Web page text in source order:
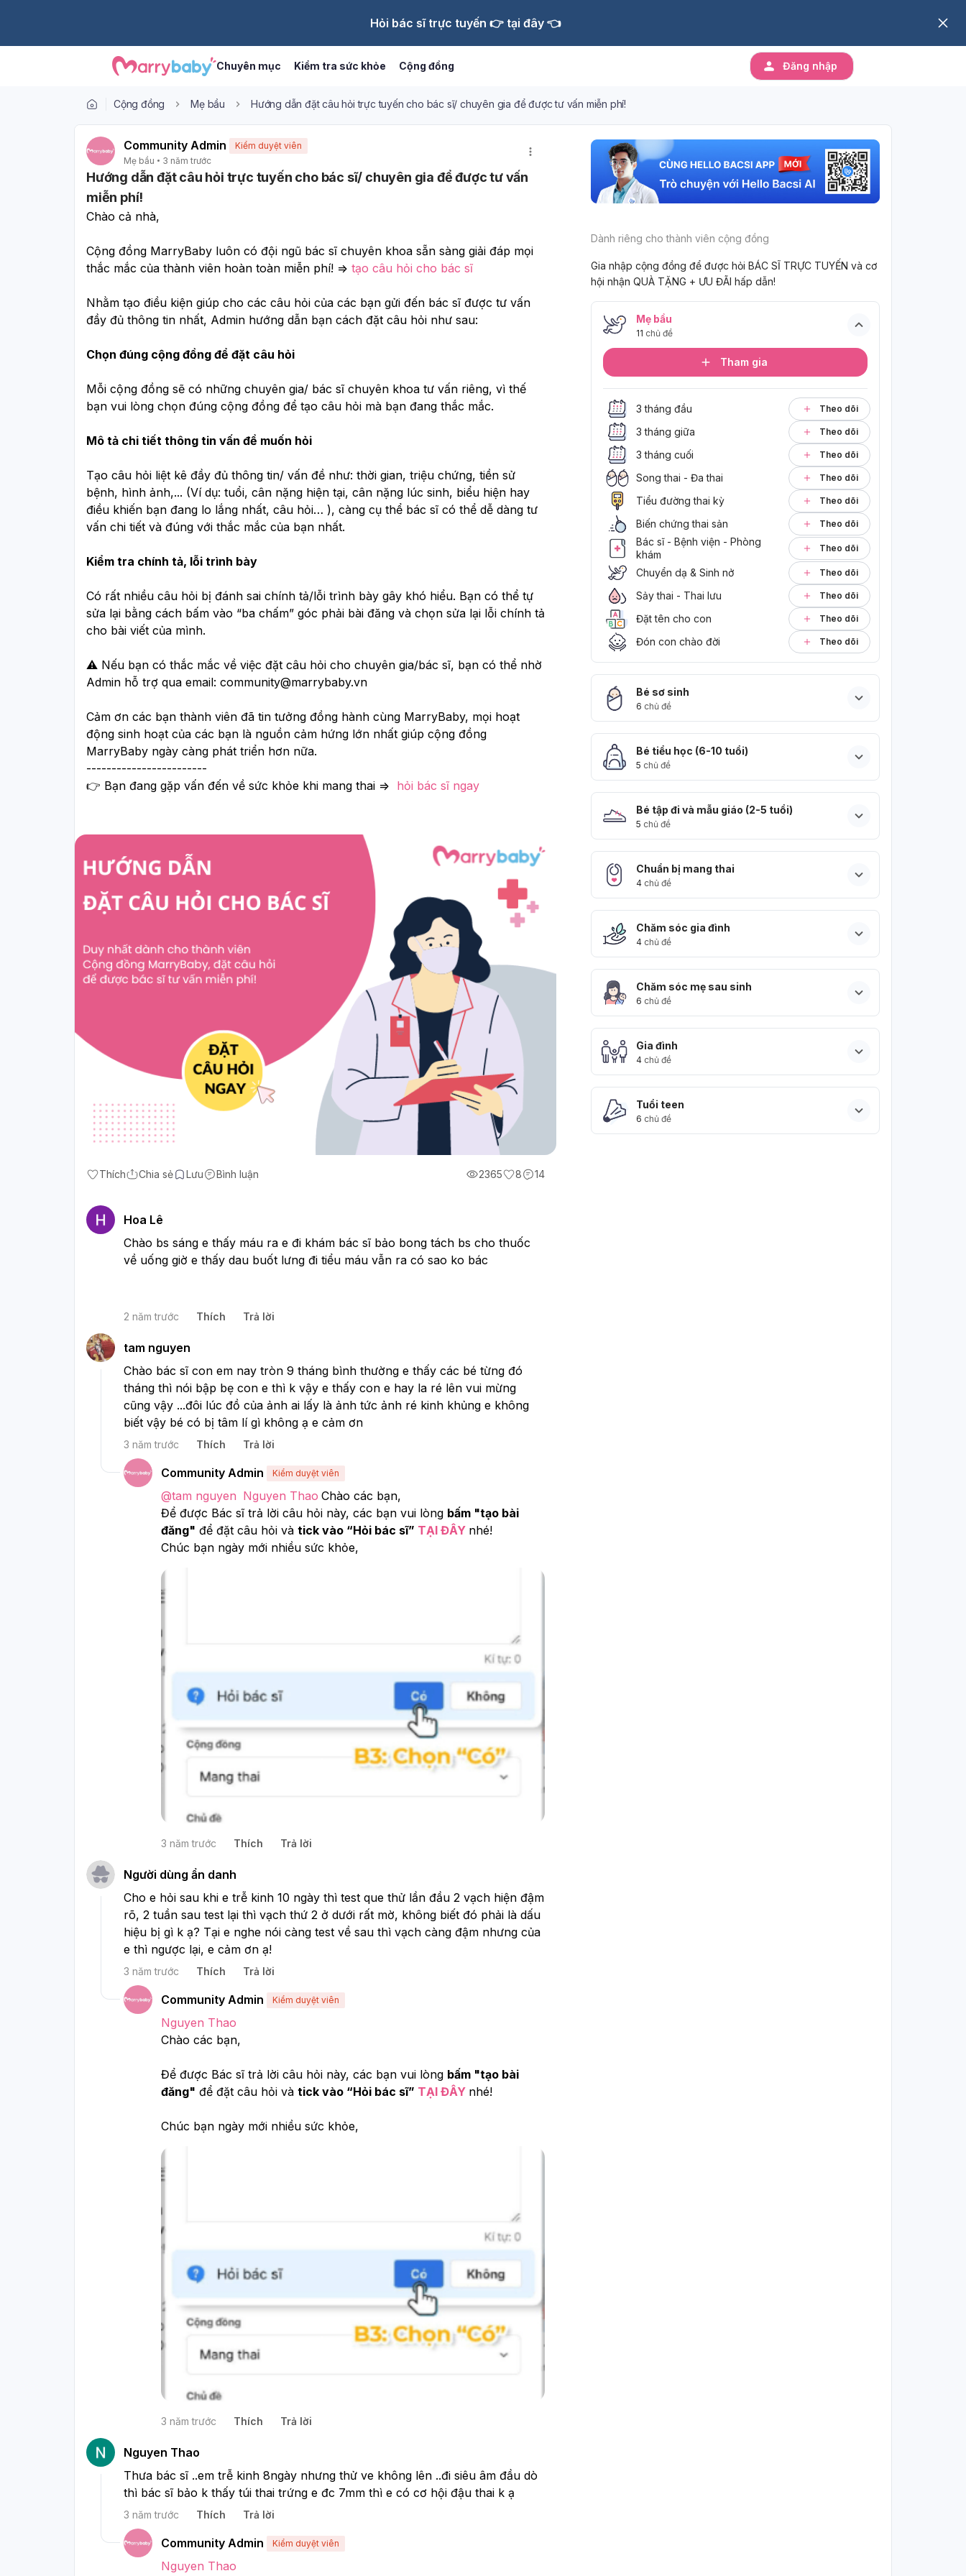
Hỏi bác sĩ trực tuyến 👉 tại đây 👈
Chuyên mục Kiểm tra sức khỏe Cộng đồng Đăng nhập
Cộng đồng Mẹ bầu Hướng dẫn đặt câu hỏi trực tuyến cho bác sĩ/ chuyên gia để được tư vấn miễn phí!
Community Admin
Kiểm duyệt viên
Mẹ bầu
3 năm trước
Hướng dẫn đặt câu hỏi trực tuyến cho bác sĩ/ chuyên gia để được tư vấn
miễn phí!
Chào cả nhà,
Cộng đồng MarryBaby luôn có đội ngũ bác sĩ chuyên khoa sẵn sàng giải đáp mọi
thắc mắc của thành viên hoàn toàn miễn phí! => tạo câu hỏi cho bác sĩ
Nhằm tạo điều kiện giúp cho các câu hỏi của các bạn gửi đến bác sĩ được tư vấn
đầy đủ thông tin nhất, Admin hướng dẫn bạn cách đặt câu hỏi như sau:
Chọn đúng cộng đồng để đặt câu hỏi
Mỗi cộng đồng sẽ có những chuyên gia/ bác sĩ chuyên khoa tư vấn riêng, vì thế
bạn vui lòng chọn đúng cộng đồng để tạo câu hỏi mà bạn đang thắc mắc.
Mô tả chi tiết thông tin vấn đề muốn hỏi
Tạo câu hỏi liệt kê đầy đủ thông tin/ vấn đề như: thời gian, triệu chứng, tiền sử
bệnh, hình ảnh,... (Ví dụ: tuổi, cân nặng hiện tại, cân nặng lúc sinh, biểu hiện hay
điều khiến bạn đang lo lắng nhất, câu hỏi… ), càng cụ thể bác sĩ có thể dễ dàng tư
vấn chi tiết và đúng với thắc mắc của bạn nhất.
Kiểm tra chính tả, lỗi trình bày
Có rất nhiều câu hỏi bị đánh sai chính tả/lỗi trình bày gây khó hiểu. Bạn có thể tự
sửa lại bằng cách bấm vào “ba chấm” góc phải bài đăng và chọn sửa lại lỗi chính tả
cho bài viết của mình.
⚠️ Nếu bạn có thắc mắc về việc đặt câu hỏi cho chuyên gia/bác sĩ, bạn có thể nhờ
Admin hỗ trợ qua email: community@marrybaby.vn
Cảm ơn các bạn thành viên đã tin tưởng đồng hành cùng MarryBaby, mọi hoạt
động sinh hoạt của các bạn là nguồn cảm hứng lớn nhất giúp cộng đồng
MarryBaby ngày càng phát triển hơn nữa.
------------------------
👉 Bạn đang gặp vấn đến về sức khỏe khi mang thai => hỏi bác sĩ ngay
Thích Chia sẻ Lưu Bình luận 2365 8 14
Hoa Lê
Chào bs sáng e thấy máu ra e đi khám bác sĩ bảo bong tách bs cho thuốc
về uống giờ e thấy dau buốt lưng đi tiểu máu vẫn ra có sao ko bác
2 năm trước Thích Trả lời
tam nguyen
Chào bác sĩ con em nay tròn 9 tháng bình thường e thấy các bé từng đó
tháng thì nói bập bẹ con e thì k vậy e thấy con e hay la ré lên vui mừng
cũng vậy ...đôi lúc đồ của ảnh ai lấy là ảnh tức ảnh ré kinh khủng e không
biết vậy bé có bị tâm lí gì không ạ e cảm ơn
3 năm trước Thích Trả lời
Community Admin Kiểm duyệt viên
@tam nguyen Nguyen Thao Chào các bạn,
Để được Bác sĩ trả lời câu hỏi này, các bạn vui lòng bấm "tạo bài
đăng" để đặt câu hỏi và tick vào “Hỏi bác sĩ” TẠI ĐÂY nhé!
Chúc bạn ngày mới nhiều sức khỏe,
3 năm trước Thích Trả lời
Người dùng ẩn danh
Cho e hỏi sau khi e trễ kinh 10 ngày thì test que thử lần đầu 2 vạch hiện đậm
rõ, 2 tuần sau test lại thì vạch thứ 2 ở dưới rất mờ, không biết đó phải là dấu
hiệu bị gì k ạ? Tại e nghe nói càng test về sau thì vạch càng đậm nhưng của
e thì ngược lại, e cảm ơn ạ!
3 năm trước Thích Trả lời
Community Admin Kiểm duyệt viên
Nguyen Thao
Chào các bạn,
Để được Bác sĩ trả lời câu hỏi này, các bạn vui lòng bấm "tạo bài
đăng" để đặt câu hỏi và tick vào “Hỏi bác sĩ” TẠI ĐÂY nhé!
Chúc bạn ngày mới nhiều sức khỏe,
3 năm trước Thích Trả lời
Nguyen Thao
Thưa bác sĩ ..em trễ kinh 8ngày nhưng thử ve không lên ..đi siêu âm đầu dò
thì bác sĩ bảo k thấy túi thai trứng e đc 7mm thì e có cơ hội đậu thai k ạ
3 năm trước Thích Trả lời
Community Admin Kiểm duyệt viên
Nguyen Thao
Dành riêng cho thành viên cộng đồng
Gia nhập cộng đồng để được hỏi BÁC SĨ TRỰC TUYẾN và cơ
hội nhận QUÀ TẶNG + ƯU ĐÃI hấp dẫn!
Mẹ bầu
11 chủ đề
Tham gia
3 tháng đầu Theo dõi
3 tháng giữa Theo dõi
3 tháng cuối Theo dõi
Song thai - Đa thai Theo dõi
Tiểu đường thai kỳ Theo dõi
Biến chứng thai sản Theo dõi
Bác sĩ - Bệnh viện - Phòng
khám
Theo dõi
Chuyển dạ & Sinh nở Theo dõi
Sảy thai - Thai lưu Theo dõi
Đặt tên cho con Theo dõi
Đón con chào đời Theo dõi
Bé sơ sinh
6 chủ đề
Bé tiểu học (6-10 tuổi)
5 chủ đề
Bé tập đi và mẫu giáo (2-5 tuổi)
5 chủ đề
Chuẩn bị mang thai
4 chủ đề
Chăm sóc gia đình
4 chủ đề
Chăm sóc mẹ sau sinh
6 chủ đề
Gia đình
4 chủ đề
Tuổi teen
6 chủ đề